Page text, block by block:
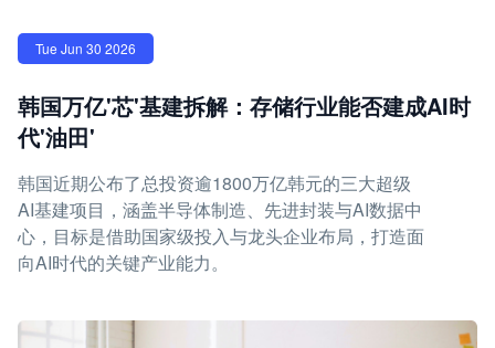
Tue Jun 30 2026
韩国万亿'芯'基建拆解：存储行业能否建成AI时
代'油田'
韩国近期公布了总投资逾1800万亿韩元的三大超级
AI基建项目，涵盖半导体制造、先进封装与AI数据中
心，目标是借助国家级投入与龙头企业布局，打造面
向AI时代的关键产业能力。